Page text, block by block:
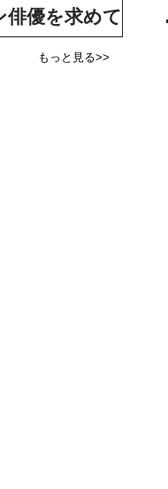
俳優を求めて
もっと見る>>